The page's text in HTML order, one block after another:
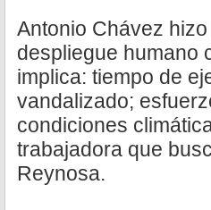
Antonio Chávez
despliegue humano
implica: tiempo de
vandalizado;
condiciones
trabajadora que
Reynosa.